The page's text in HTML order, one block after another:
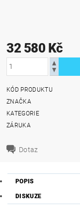
32 580 Kč
KÓD PRODUKTU
ZNAČKA
KATEGORIE
ZÁRUKA
Dotaz
POPIS
DISKUZE